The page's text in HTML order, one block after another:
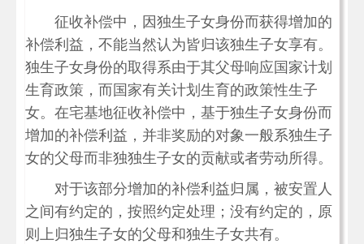
征收补偿中，因独生子女身份而获得增加的
补偿利益，不能当然认为皆归该独生子女享有。
独生子女身份的取得系由于其父母响应国家计划
生育政策，而国家有关计划生育的政策性生子
女。在宅基地征收补偿中，基于独生子女身份而
增加的补偿利益，并非奖励的对象一般系独生子
女的父母而非独独生子女的贡献或者劳动所得。
对于该部分增加的补偿利益归属，被安置人
之间有约定的，按照约定处理；没有约定的，原
则上归独生子女的父母和独生子女共有。